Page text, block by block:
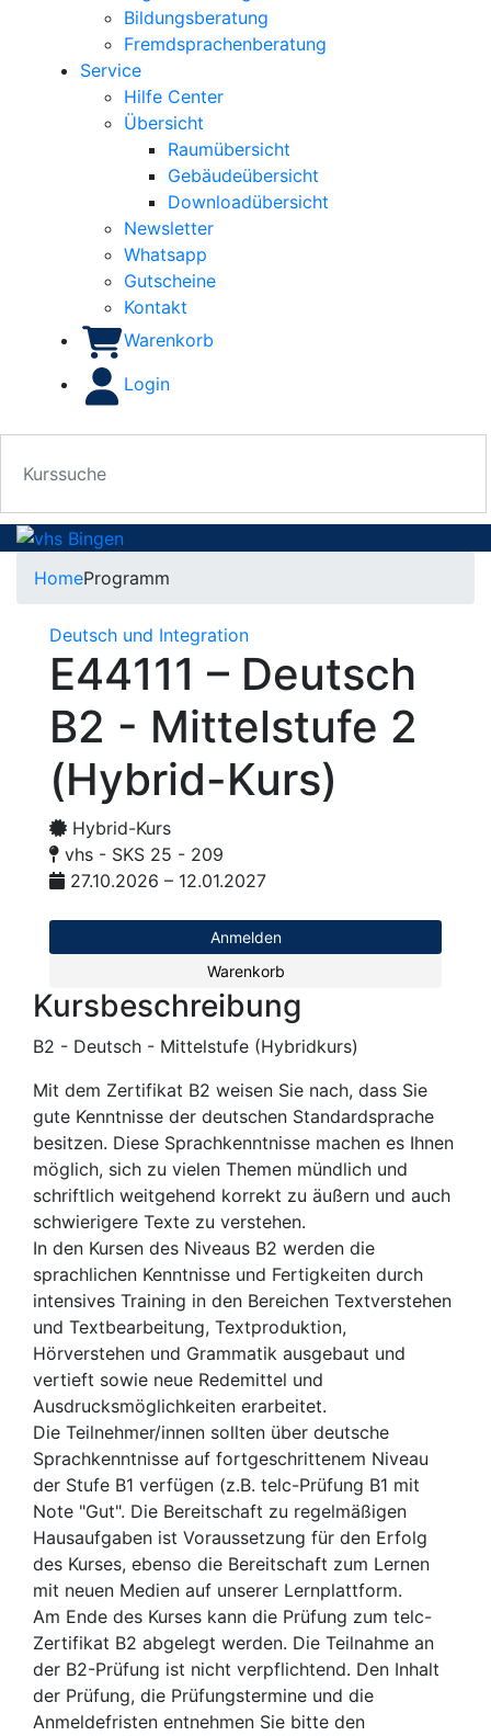
Bildungsberatung
Fremdsprachenberatung
Service
Hilfe Center
Übersicht
Raumübersicht
Gebäudeübersicht
Downloadübersicht
Newsletter
Whatsapp
Gutscheine
Kontakt
Warenkorb
Login
HomeProgramm
Deutsch und Integration
E44111 – Deutsch
B2 - Mittelstufe 2
(Hybrid-Kurs)
Hybrid-Kurs
vhs - SKS 25 - 209
27.10.2026 – 12.01.2027
Anmelden
Warenkorb
Kursbeschreibung
B2 - Deutsch - Mittelstufe (Hybridkurs)
Mit dem Zertifikat B2 weisen Sie nach, dass Sie
gute Kenntnisse der deutschen Standardsprache
besitzen. Diese Sprachkenntnisse machen es Ihnen
möglich, sich zu vielen Themen mündlich und
schriftlich weitgehend korrekt zu äußern und auch
schwierigere Texte zu verstehen.
In den Kursen des Niveaus B2 werden die
sprachlichen Kenntnisse und Fertigkeiten durch
intensives Training in den Bereichen Textverstehen
und Textbearbeitung, Textproduktion,
Hörverstehen und Grammatik ausgebaut und
vertieft sowie neue Redemittel und
Ausdrucksmöglichkeiten erarbeitet.
Die Teilnehmer/innen sollten über deutsche
Sprachkenntnisse auf fortgeschrittenem Niveau
der Stufe B1 verfügen (z.B. telc-Prüfung B1 mit
Note "Gut". Die Bereitschaft zu regelmäßigen
Hausaufgaben ist Voraussetzung für den Erfolg
des Kurses, ebenso die Bereitschaft zum Lernen
mit neuen Medien auf unserer Lernplattform.
Am Ende des Kurses kann die Prüfung zum telc-
Zertifikat B2 abgelegt werden. Die Teilnahme an
der B2-Prüfung ist nicht verpflichtend. Den Inhalt
der Prüfung, die Prüfungstermine und die
Anmeldefristen entnehmen Sie bitte den